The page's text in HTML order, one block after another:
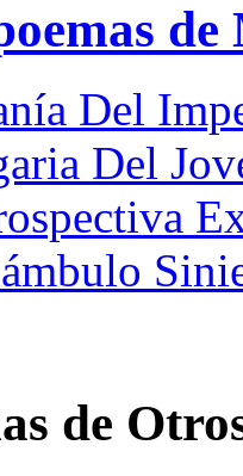
Del
Del
de